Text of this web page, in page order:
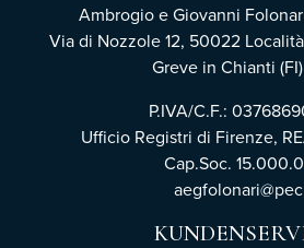
Ambrogio e Giovanni
Via di Nozzole 12, 50022
Greve in Chianti
P.IVA/C.F.:
Ufficio Registri di Firenze,
Cap.Soc.